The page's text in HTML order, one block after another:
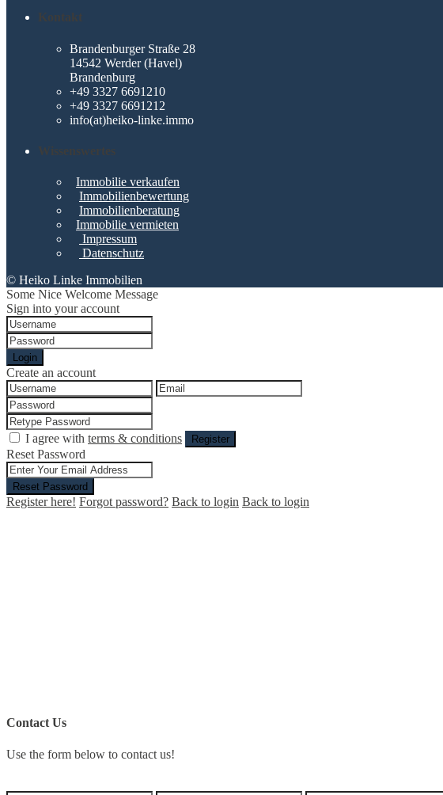
Kontakt
Brandenburger Straße 28
14542 Werder (Havel)
Brandenburg
+49 3327 6691210
+49 3327 6691212
info(at)heiko-linke.immo
Wissenswertes
Immobilie verkaufen
Immobilienbewertung
Immobilienberatung
Immobilie vermieten
Impressum
Datenschutz
© Heiko Linke Immobilien
Some Nice Welcome Message
Sign into your account
Login
Create an account
I agree with terms & conditions Register
Reset Password
Reset Password
Register here! Forgot password? Back to login Back to login
Contact Us
Use the form below to contact us!